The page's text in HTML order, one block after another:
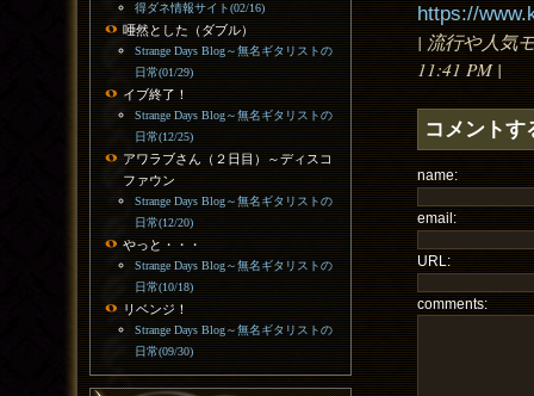
https://
| 流行や人気
11:41 PM |
コメントす
name:
email:
URL:
comments:
得ダネ情報サイト(02/16)
唖然とした（ダブル）
Strange Days Blog～無名ギタリストの
日常(01/29)
イブ終了！
Strange Days Blog～無名ギタリストの
日常(12/25)
アワラブさん（２日目）～ディスコ
ファウン
Strange Days Blog～無名ギタリストの
日常(12/20)
やっと・・・
Strange Days Blog～無名ギタリストの
日常(10/18)
リベンジ！
Strange Days Blog～無名ギタリストの
日常(09/30)